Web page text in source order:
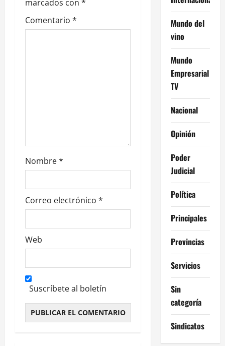
e
e
a
s
marcados con *
Comentario *
Nombre*
Correo electrónico *
Web
Suscríbete al boletín
Mundo del
vino
Mundo
Empresarial
TV
Nacional
Opinión
Poder
Judicial
Política
Principales
Provincias
Servicios
Sin
categoría
Sindicatos